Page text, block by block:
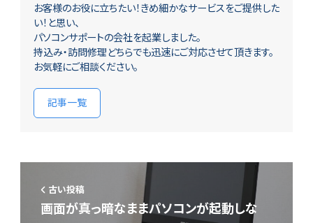
お客様のお役に立ちたい！きめ細かなサービスをご提供した
い！と思い、
パソコンサポートの会社を起業しました。
持込み・訪問修理どちらでも迅速にご対応させて頂きます。
お気軽にご相談ください。
記事一覧
古い投稿
画面が真っ暗なままパソコンが起動しな